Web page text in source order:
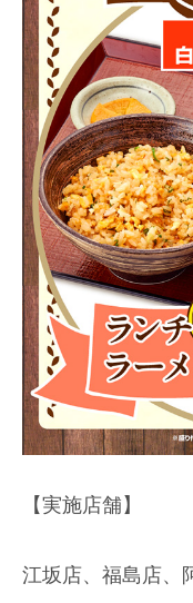
【実施店舗】
江坂店、福島店、